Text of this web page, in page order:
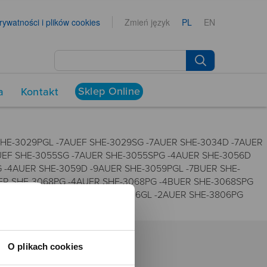
O plikach cookies
i plików cookies Zmień język PL EN
Kontakt Sklep Online
3029PGL -7AUEF SHE-3029SG -7AUER SHE-3034D -7AUER
SHE-3055SG -7AUER SHE-3055SPG -4AUER SHE-3056D
SHE-3059D -9AUER SHE-3059PGL -7BUER SHE-
SHE-3068PG -4AUER SHE-3068PG -4BUER SHE-3068SPG
SHE-3806GD -9AUER SHE-3806GL -2AUER SHE-3806PG